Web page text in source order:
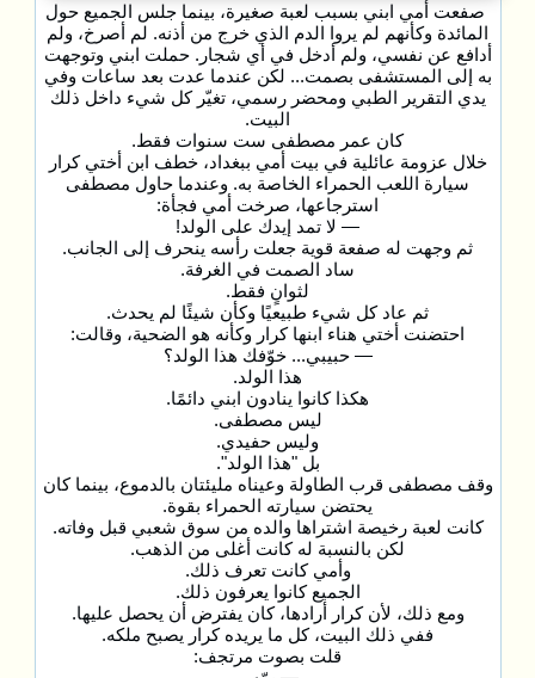
صفعت أمي ابني بسبب لعبة صغيرة، بينما جلس الجميع حول
المائدة وكأنهم لم يروا الدم الذي خرج من أذنه. لم أصرخ، ولم
أدافع عن نفسي، ولم أدخل في أي شجار. حملت ابني وتوجهت
به إلى المستشفى بصمت... لكن عندما عدت بعد ساعات وفي
يدي التقرير الطبي ومحضر رسمي، تغيّر كل شيء داخل ذلك
البيت.
كان عمر مصطفى ست سنوات فقط.
خلال عزومة عائلية في بيت أمي ببغداد، خطف ابن أختي كرار
سيارة اللعب الحمراء الخاصة به. وعندما حاول مصطفى
استرجاعها، صرخت أمي فجأة:
— لا تمد إيدك على الولد!
ثم وجهت له صفعة قوية جعلت رأسه ينحرف إلى الجانب.
ساد الصمت في الغرفة.
لثوانٍ فقط.
ثم عاد كل شيء طبيعيًا وكأن شيئًا لم يحدث.
احتضنت أختي هناء ابنها كرار وكأنه هو الضحية، وقالت:
— حبيبي... خوّفك هذا الولد؟
هذا الولد.
هكذا كانوا ينادون ابني دائمًا.
ليس مصطفى.
وليس حفيدي.
بل "هذا الولد".
وقف مصطفى قرب الطاولة وعيناه مليئتان بالدموع، بينما كان
يحتضن سيارته الحمراء بقوة.
كانت لعبة رخيصة اشتراها والده من سوق شعبي قبل وفاته.
لكن بالنسبة له كانت أغلى من الذهب.
وأمي كانت تعرف ذلك.
الجميع كانوا يعرفون ذلك.
ومع ذلك، لأن كرار أرادها، كان يفترض أن يحصل عليها.
ففي ذلك البيت، كل ما يريده كرار يصبح ملكه.
قلت بصوت مرتجف: